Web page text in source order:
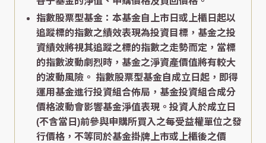
指數股票型基金：本基金自上市日或上櫃日起以
追蹤標的指數之績效表現為投資目標，基金之投
資績效將視其追蹤之標的指數之走勢而定，當標
的指數波動劇烈時，基金之淨資產價值將有較大
的波動風險。 指數股票型基金自成立日起，即得
運用基金進行投資組合佈局，基金投資組合成分
價格波動會影響基金淨值表現。投資人於成立日
(不含當日)前參與申購所買入之每受益權單位之發
行價格，不等同於基金掛牌上市或上櫃後之價